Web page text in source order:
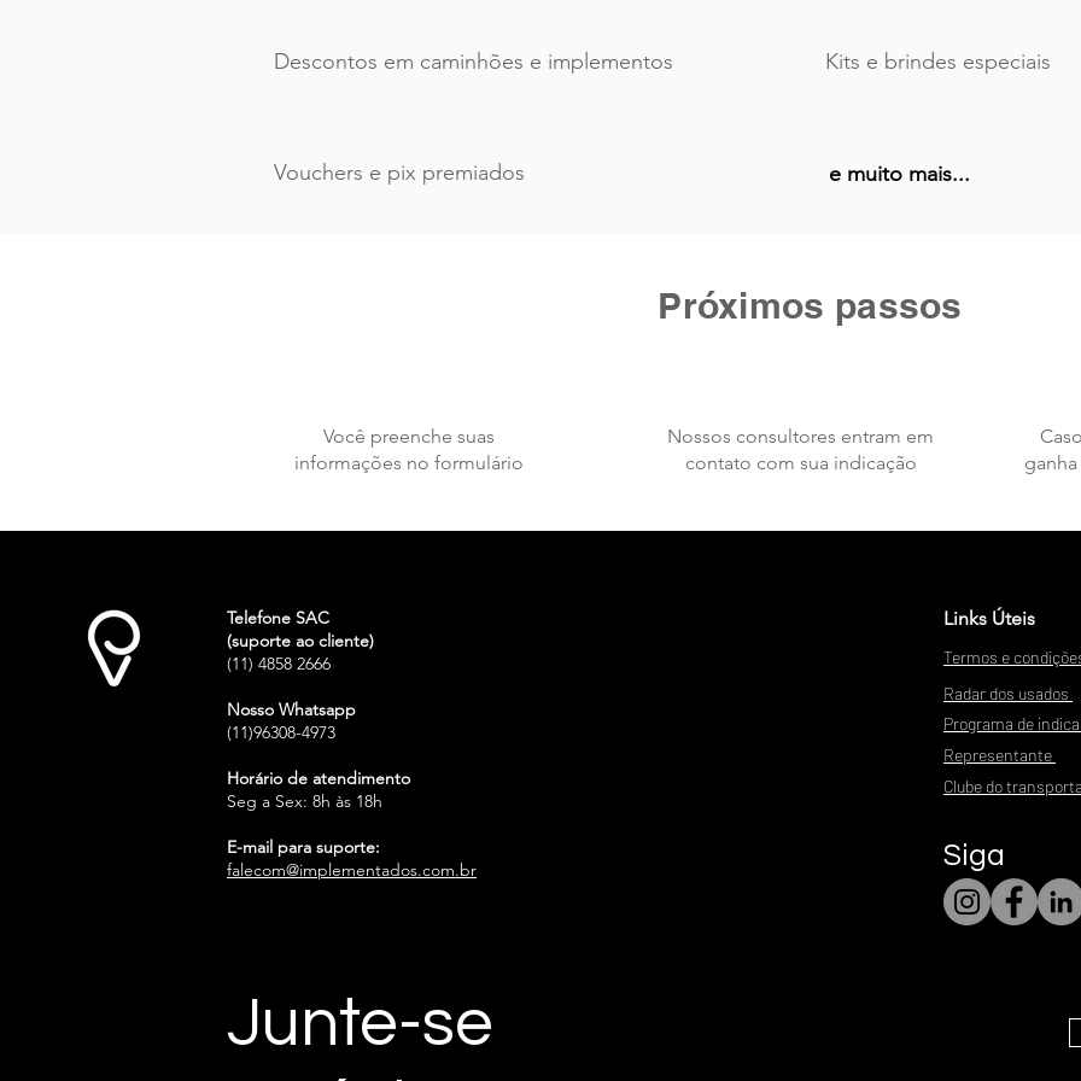
Descontos em caminhões e implementos Kits e brindes especiais
Vouchers e pix premiados e muito mais...
Próximos passos
Você preenche suas
informações no formulário
Nossos consultores entram em
contato com sua indicação
Telefone SAC
(suporte ao cliente)
(11) 4858 2666
Nosso Whatsapp
(11)96308-4973
Horário de atendimento
Seg a Sex: 8h às 18h
E-mail para suporte:
falecom@implementados.com.br
Junte-se
Links Úteis
Termos e
Radar dos usados
Programa de
Representante
Clube do
Siga